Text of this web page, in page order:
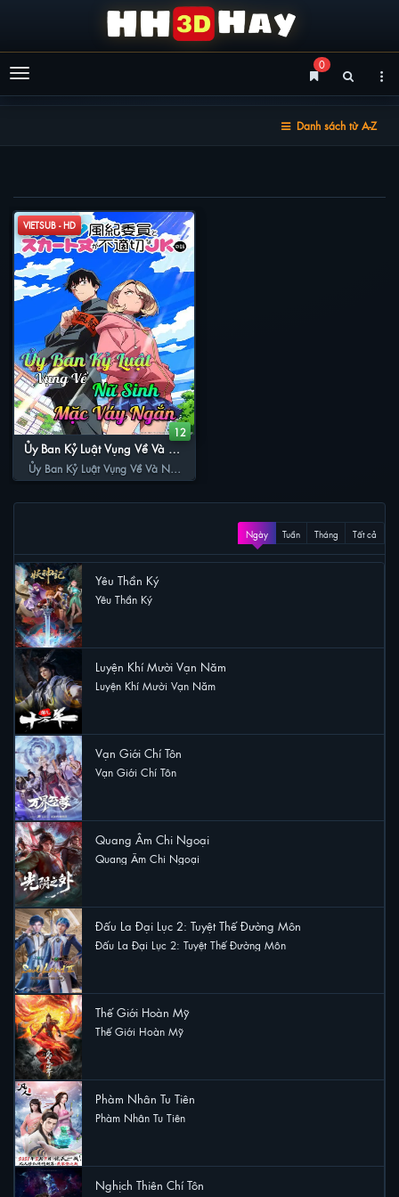
Menu
0
Danh sách từ A-Z
VIETSUB - HD
12
Ủy Ban Kỷ Luật Vụng Về Và Nữ
Sinh Mặc Váy Ngắn
Ủy Ban Kỷ Luật Vụng Về Và Nữ
Sinh Mặc Váy Ngắn
Ngày Tuần Tháng Tất cả
Yêu Thần Ký
Yêu Thần Ký
Luyện Khí Mười Vạn Năm
Luyện Khí Mười Vạn Năm
Vạn Giới Chí Tôn
Vạn Giới Chí Tôn
Quang Âm Chi Ngoại
Quang Âm Chi Ngoại
Đấu La Đại Lục 2: Tuyệt Thế Đường Môn
Đấu La Đại Lục 2: Tuyệt Thế Đường Môn
Thế Giới Hoàn Mỹ
Thế Giới Hoàn Mỹ
Phàm Nhân Tu Tiên
Phàm Nhân Tu Tiên
Nghịch Thiên Chí Tôn